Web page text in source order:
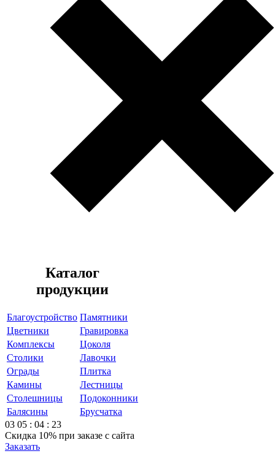
Каталог
продукции
Благоустройство Памятники
Цветники
Гравировка
Комплексы
Цоколя
Столики
Лавочки
Ограды
Плитка
Камины
Лестницы
Столешницы
Подоконники
Балясины
Брусчатка
03 05 : 04 : 23
Скидка 10% при заказе с сайта
Заказать